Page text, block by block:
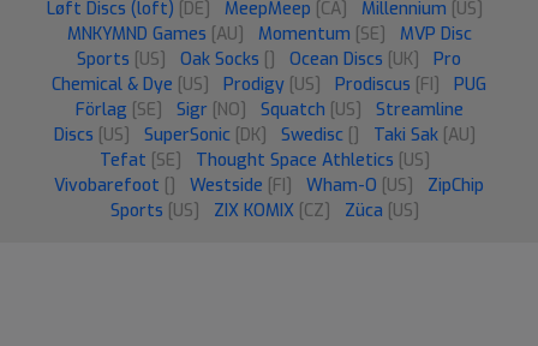
Løft Discs (loft) [DE] MeepMeep [CA] Millennium [US]
MNKYMND Games [AU] Momentum [SE]
MVP Disc
Sports [US] Oak Socks [] Ocean Discs [UK]
Pro
Chemical & Dye [US] Prodigy [US] Prodiscus [FI]
PUG
Förlag [SE] Sigr [NO] Squatch [US]
Streamline
Discs [US] SuperSonic [DK] Swedisc [] Taki Sak [AU]
Tefat [SE] Thought Space Athletics [US]
Vivobarefoot [] Westside [FI] Wham-O [US]
ZipChip
Sports [US] ZIX KOMIX [CZ] Züca [US]